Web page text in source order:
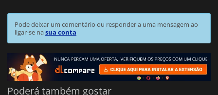
Pode deixar um comentário ou responder a uma mensagem ao
ligar-se nasua conta
Poderá também gostar